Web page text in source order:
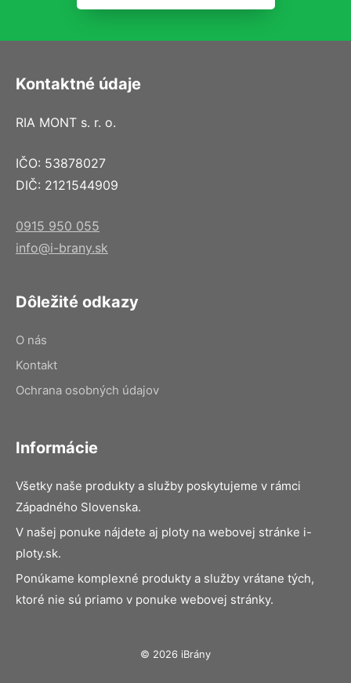
Kontaktné údaje
RIA MONT s. r. o.
IČO: 53878027
DIČ: 2121544909
0915 950 055
info@i-brany.sk
Dôležité odkazy
O nás
Kontakt
Ochrana osobných údajov
Informácie
Všetky naše produkty a služby poskytujeme v rámci
Západného Slovenska.
V našej ponuke nájdete aj ploty na webovej stránke i-
ploty.sk.
Ponúkame komplexné produkty a služby vrátane tých,
ktoré nie sú priamo v ponuke webovej stránky.
© 2026 iBrány